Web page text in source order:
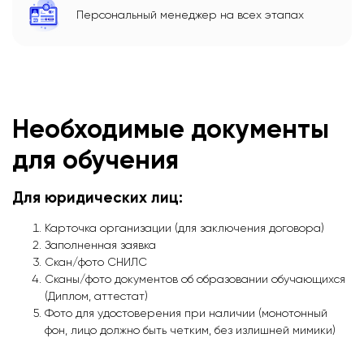
Персональный менеджер на всех этапах
Необходимые документы
для обучения
Для юридических лиц:
Карточка организации (для заключения договора)
Заполненная заявка
Скан/фото СНИЛС
Сканы/фото документов об образовании обучающихся
(Диплом, аттестат)
Фото для удостоверения при наличии (монотонный
фон, лицо должно быть четким, без излишней мимики)